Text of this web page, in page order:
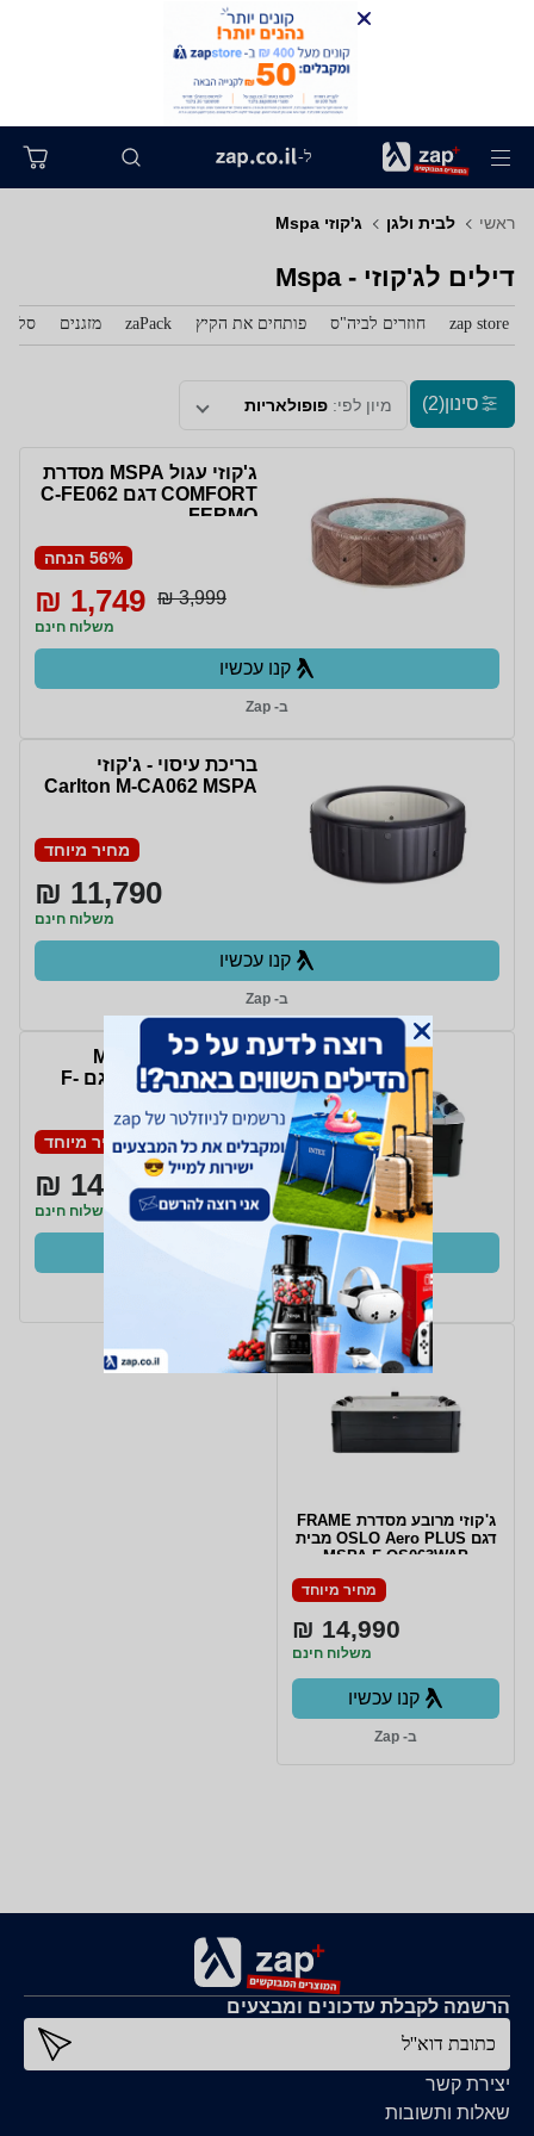
ל-
ראשי לבית ולגן ג'קוזי Mspa
דילים לג'קוזי - Mspa
zap store חוזרים לביה"ס פותחים את הקיץ zaPack מזגנים
סינון(2) מיון לפי: פופולאריות
ג'קוזי עגול MSPA מסדרת
COMFORT דגם C-FE062
FERMO
56% הנחה
3,999 ₪
1,749 ₪
משלוח חינם
קנו עכשיו
ב- Zap
בריכת עיסוי - ג'קוזי
Carlton M-CA062 MSPA
מחיר מיוחד
11,790 ₪
משלוח חינם
קנו עכשיו
ב- Zap
ג'קוזי מרובע MSPA
מסדרת FRAME דגם F-
OS063W OSLO
מחיר מיוחד
14,999 ₪
משלוח חינם
קנו עכשיו
ב- Zap
ג'קוזי מרובע מסדרת FRAME
דגם OSLO Aero PLUS מבית
MSPA F-OS063WAP
מחיר מיוחד
14,990 ₪
משלוח חינם
קנו עכשיו
ב- Zap
יצירת קשר
שאלות ותשובות
הרשמה לקבלת עדכונים ומבצעים
כתובת דוא''ל